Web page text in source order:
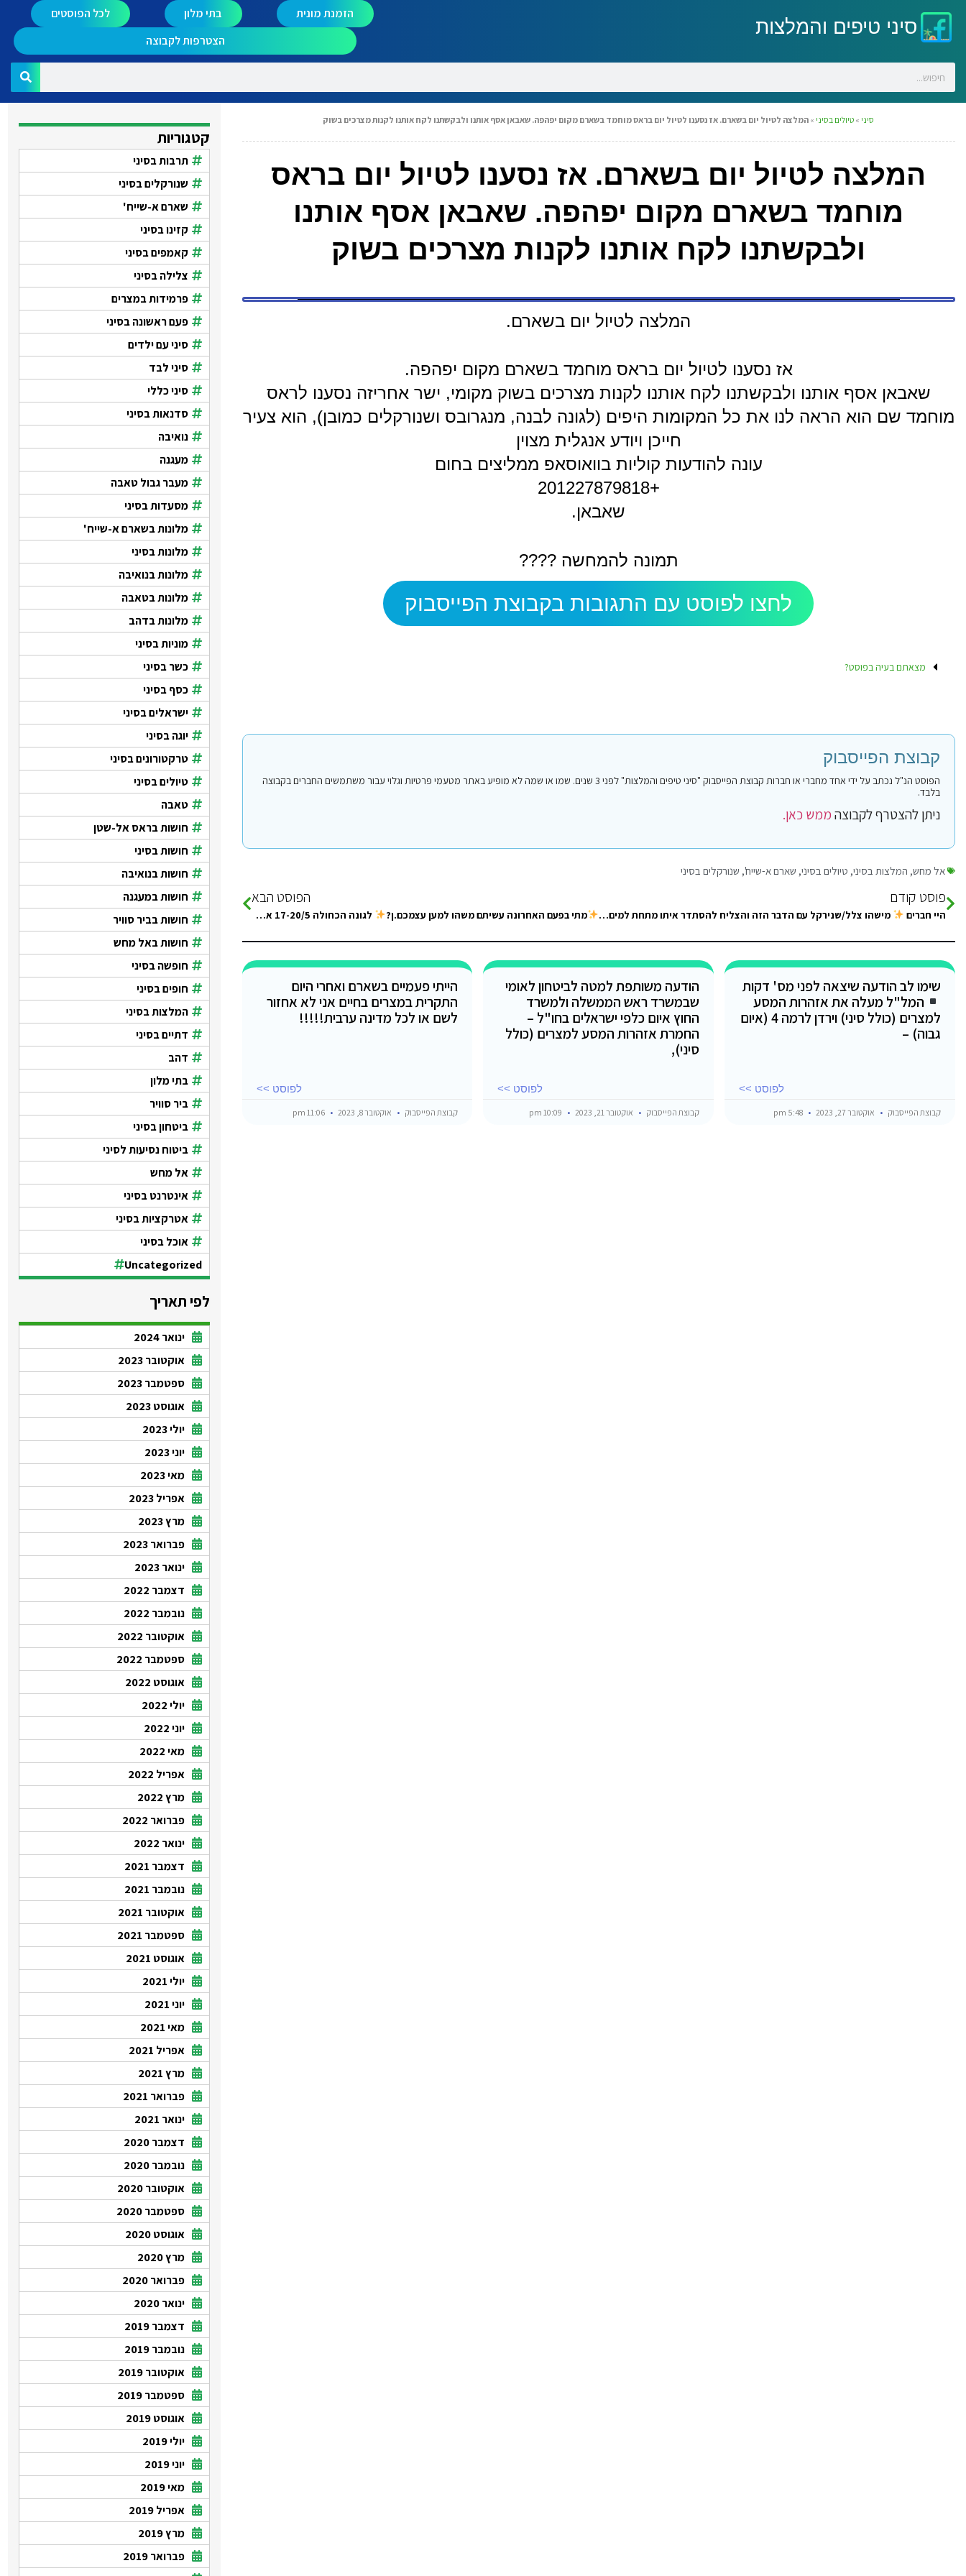
סיני טיפים והמלצות
הזמנת מונית בתי מלון
לכל הפוסטים
הצטרפות לקבוצה
סיני » טיולים בסיני » המלצה לטיול יום בשארם. אז נסענו לטיול יום בראס מוחמד בשארם מקום יפהפה. שאבאן אסף אותנו ולבקשתנו לקח אותנו לקנות מצרכים בשוק
המלצה לטיול יום בשארם. אז נסענו לטיול יום בראס
מוחמד בשארם מקום יפהפה. שאבאן אסף אותנו
ולבקשתנו לקח אותנו לקנות מצרכים בשוק
המלצה לטיול יום בשארם.
אז נסענו לטיול יום בראס מוחמד בשארם מקום יפהפה.
שאבאן אסף אותנו ולבקשתנו לקח אותנו לקנות מצרכים בשוק מקומי, ישר אחריזה נסענו לראס
מוחמד שם הוא הראה לנו את כל המקומות היפים (לגונה לבנה, מנגרובס ושנורקלים כמובן), הוא צעיר
חייכן ויודע אנגלית מצוין
עונה להודעות קוליות בוואוסאפ ממליצים בחום
+201227879818
שאבאן.
תמונה להמחשה ????
לחצו לפוסט עם התגובות בקבוצת הפייסבוק
מצאתם בעיה בפוסט?
קבוצת הפייסבוק
הפוסט הנ"ל נכתב על ידי אחד מחברי או חברות קבוצת הפייסבוק "סיני טיפים והמלצות" לפני 3 שנים. שמו או שמה לא מופיע באתר מטעמי פרטיות וגלוי עבור משתמשים החברים בקבוצה
בלבד.
ניתן להצטרף לקבוצהממש כאן.
אל מחש, המלצות בסיני, טיולים בסיני, שארם א-שייח', שנורקלים בסיני
פוסט קודם
היי חברים מישהו צלל/שנירקל עם הדבר הזה והצליח להסתדר איתו מתחת למים? אני מוצאת שמתחת למים נוצר וואקום ואיני מצליחה
הפוסט הבא
מתי בפעם האחרונה עשיתם משהו למען עצמכם.ן? לגונה הכחולה 17-20/5 ארבעה ימים שמוקדשים לגוף ולנפש. זמן נטול דאגות. מורידים הילוך מהטירוף ומגיעים לנקות
שימו לב הודעה שיצאה לפני מס' דקות
המל"ל מעלה את אזהרות המסע
למצרים (כולל סיני) וירדן לרמה 4 (איום
גבוה) –
לפוסט >>
קבוצת הפייסבוק אוקטובר 27, 2023
הודעה משותפת למטה לביטחון לאומי
שבמשרד ראש הממשלה ולמשרד
החוץ איום כלפי ישראלים בחו"ל –
החמרת אזהרות המסע למצרים (כולל
סיני),
לפוסט >>
קבוצת הפייסבוק אוקטובר 21, 2023
הייתי פעמיים בשארם ואחרי היום
התקרית במצרים בחיים אני לא אחזור
לשם או לכל מדינה ערבית!!!!!
לפוסט >>
קבוצת הפייסבוק אוקטובר 8, 2023
קטגוריות
תרבות בסיני
שנורקלים בסיני
שארם א-שייח'
קזינו בסיני
קאמפים בסיני
צלילה בסיני
פרמידות במצרים
פעם ראשונה בסיני
סיני עם ילדים
סיני לבד
סיני כללי
סדנאות בסיני
נואיבה
מעגנה
מעבר גבול טאבה
מסעדות בסיני
מלונות בשארם א-שייח'
מלונות בסיני
מלונות בנואיבה
מלונות בטאבה
מלונות בדהב
מוניות בסיני
כשר בסיני
כסף בסיני
ישראלים בסיני
יוגה בסיני
טרקטורונים בסיני
טיולים בסיני
טאבה
חושות בראס אל-שטן
חושות בסיני
חושות בנואיבה
חושות במעגנה
חושות בביר סוויר
חושות באל מחש
חופשה בסיני
חופים בסיני
המלצות בסיני
דתיים בסיני
דהב
בתי מלון
ביר סוויר
ביטחון בסיני
ביטוח נסיעות לסיני
אל מחש
אינטרנט בסיני
אטרקציות בסיני
אוכל בסיני
Uncategorized
לפי תאריך
ינואר 2024
אוקטובר 2023
ספטמבר 2023
אוגוסט 2023
יולי 2023
יוני 2023
מאי 2023
אפריל 2023
מרץ 2023
פברואר 2023
ינואר 2023
דצמבר 2022
נובמבר 2022
אוקטובר 2022
ספטמבר 2022
אוגוסט 2022
יולי 2022
יוני 2022
מאי 2022
אפריל 2022
מרץ 2022
פברואר 2022
ינואר 2022
דצמבר 2021
נובמבר 2021
אוקטובר 2021
ספטמבר 2021
אוגוסט 2021
יולי 2021
יוני 2021
מאי 2021
אפריל 2021
מרץ 2021
פברואר 2021
ינואר 2021
דצמבר 2020
נובמבר 2020
אוקטובר 2020
ספטמבר 2020
אוגוסט 2020
מרץ 2020
פברואר 2020
ינואר 2020
דצמבר 2019
נובמבר 2019
אוקטובר 2019
ספטמבר 2019
אוגוסט 2019
יולי 2019
יוני 2019
מאי 2019
אפריל 2019
מרץ 2019
פברואר 2019